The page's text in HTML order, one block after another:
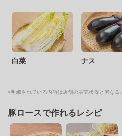
白菜 ナス
※明細されている内容は店舗の実売状況と異なる
豚ロースで作れるレシピ